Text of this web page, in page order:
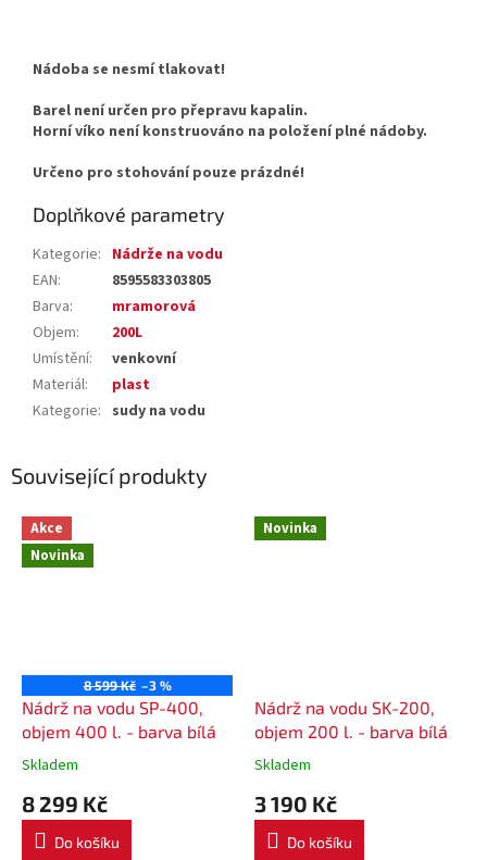
Nádoba se nesmí tlakovat!
Barel není určen pro přepravu kapalin.
Horní víko není konstruováno na položení plné nádoby.
Určeno pro stohování pouze prázdné!
Doplňkové parametry
Kategorie: Nádrže na vodu
EAN:
8595583303805
Barva:
mramorová
Objem:
200L
Umístění:
venkovní
Materiál:
plast
Kategorie: sudy na vodu
Související produkty
Akce
Novinka
8 599 Kč –3 %
Nádrž na vodu SP-400,
objem 400 l. - barva bílá
Skladem
8 299 Kč
Do košíku
Novinka
Nádrž na vodu SK-200,
objem 200 l. - barva bílá
Skladem
3 190 Kč
Do košíku